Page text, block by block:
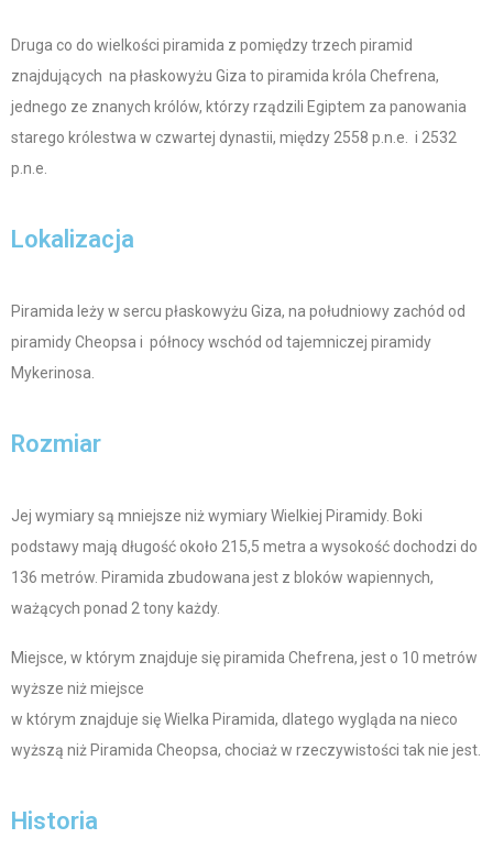
Druga co do wielkości piramida z pomiędzy trzech piramid
znajdujących na płaskowyżu Giza to piramida króla Chefrena,
jednego ze znanych królów, którzy rządzili Egiptem za panowania
starego królestwa w czwartej dynastii, między 2558 p.n.e. i 2532
p.n.e.
Lokalizacja
Piramida leży w sercu płaskowyżu Giza, na południowy zachód od
piramidy Cheopsa i północy wschód od tajemniczej piramidy
Mykerinosa.
Rozmiar
Jej wymiary są mniejsze niż wymiary Wielkiej Piramidy. Boki
podstawy mają długość około 215,5 metra a wysokość dochodzi do
136 metrów. Piramida zbudowana jest z bloków wapiennych,
ważących ponad 2 tony każdy.
Miejsce, w którym znajduje się piramida Chefrena, jest o 10 metrów
wyższe niż miejsce
w którym znajduje się Wielka Piramida, dlatego wygląda na nieco
wyższą niż Piramida Cheopsa, chociaż w rzeczywistości tak nie jest.
Historia